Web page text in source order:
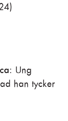
: Ung
han tycker